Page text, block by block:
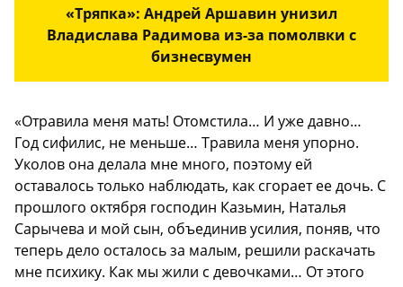
«Тряпка»: Андрей Аршавин унизил
Владислава Радимова из-за помолвки с
бизнесвумен
«Отравила меня мать! Отомстила… И уже давно…
Год сифилис, не меньше… Травила меня упорно.
Уколов она делала мне много, поэтому ей
оставалось только наблюдать, как сгорает ее дочь. С
прошлого октября господин Казьмин, Наталья
Сарычева и мой сын, объединив усилия, поняв, что
теперь дело осталось за малым, решили раскачать
мне психику. Как мы жили с девочками… От этого